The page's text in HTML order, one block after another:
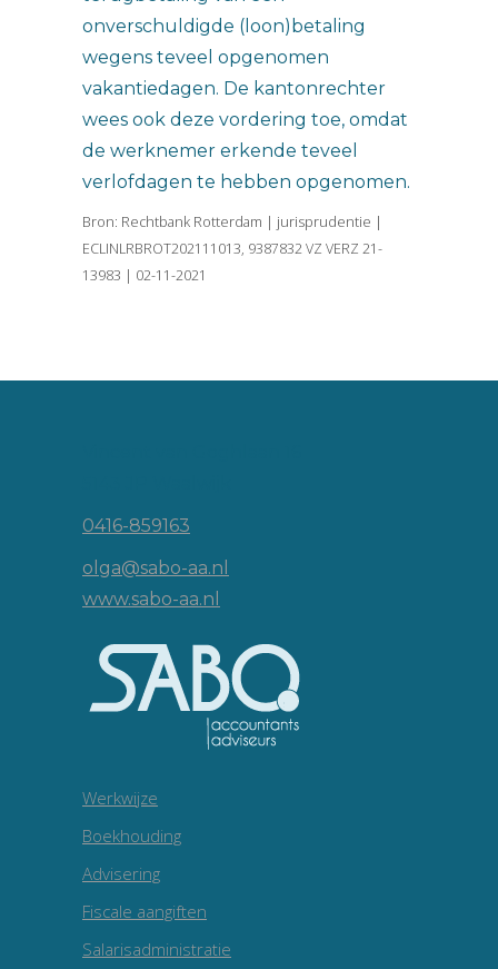
onverschuldigde (loon)betaling
wegens teveel opgenomen
vakantiedagen. De kantonrechter
wees ook deze vordering toe, omdat
de werknemer erkende teveel
verlofdagen te hebben opgenomen.
Bron: Rechtbank Rotterdam | jurisprudentie |
ECLINLRBROT202111013, 9387832 VZ VERZ 21-
13983 | 02-11-2021
0416-859163
olga@sabo-aa.nl
www.sabo-aa.nl
Werkwijze
Boekhouding
Advisering
Fiscale aangiften
Salarisadministratie